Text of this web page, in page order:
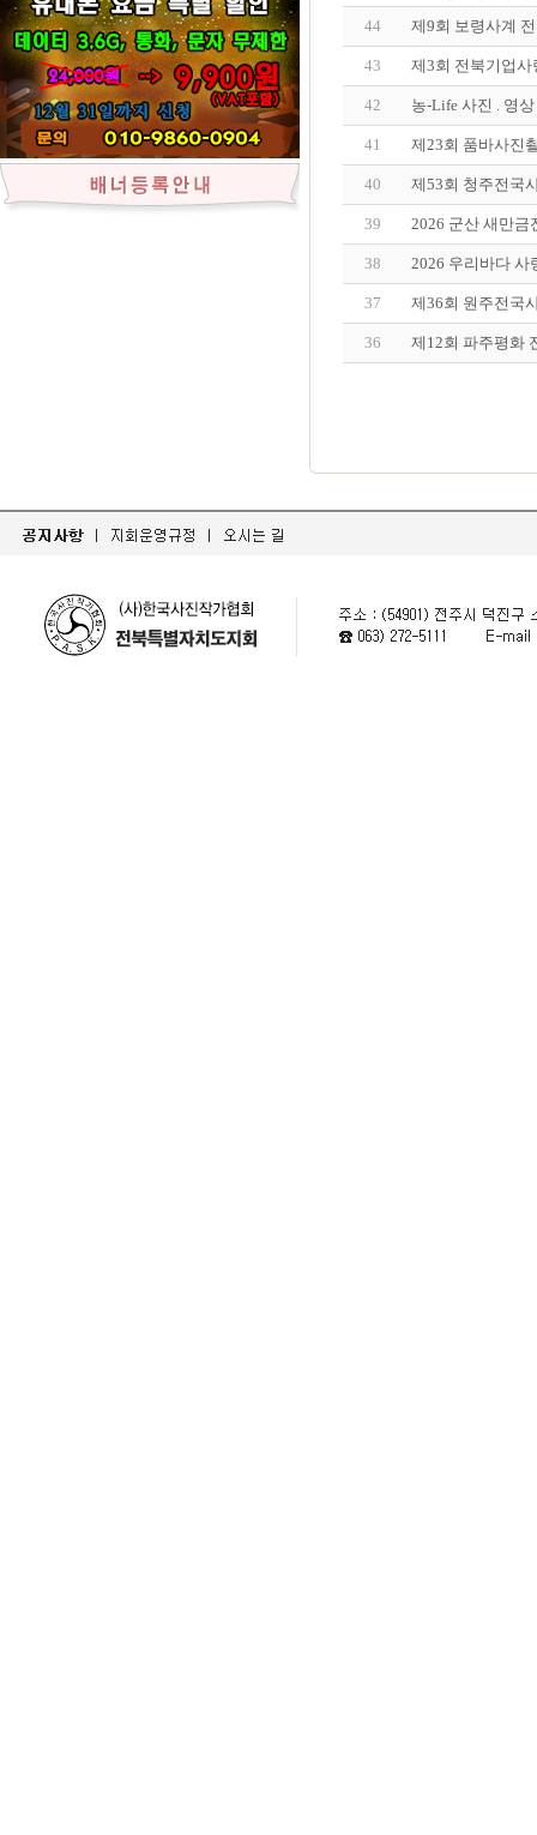
44 제9회 보령사계
43 제3회 전북기업사
42 농-Life 사진 . 영
41 제23회 품바사진
40 제53회 청주전국
39 2026 군산 새만금
38 2026 우리바다 사
37 제36회 원주전국
36 제12회 파주평화